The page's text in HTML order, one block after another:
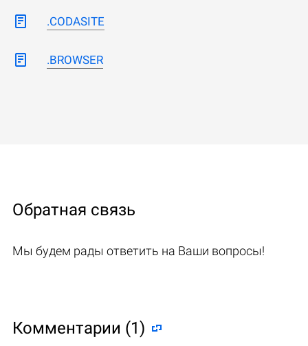
.CODASITE
.BROWSER
Обратная связь
Мы будем рады ответить на Ваши вопросы!
Комментарии (1)